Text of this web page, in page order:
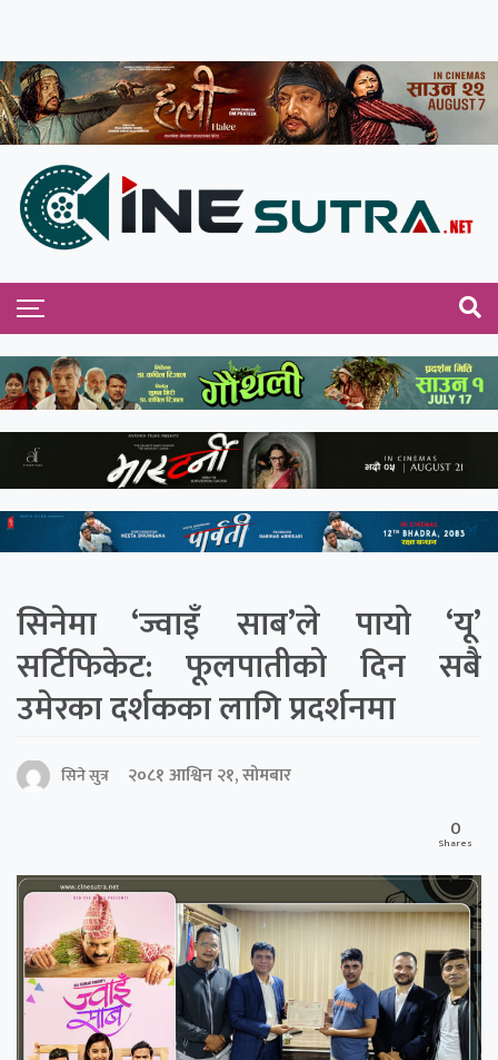
सिनेमा ‘ज्वाइँ साब’ले पायो ‘यू’
सर्टिफिकेट: फूलपातीको दिन सबै
उमेरका दर्शकका लागि प्रदर्शनमा
सिने सुत्र
२०८१ आश्विन २१, सोमबार
0
Shares